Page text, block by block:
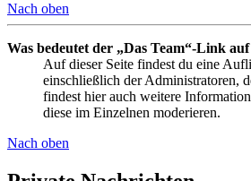
Nach oben
Was bedeutet der „Das Team“-Link
Auf dieser Seite findest du eine
einschließlich der Administratoren,
findest hier auch weitere
diese im Einzelnen moderieren.
Nach oben